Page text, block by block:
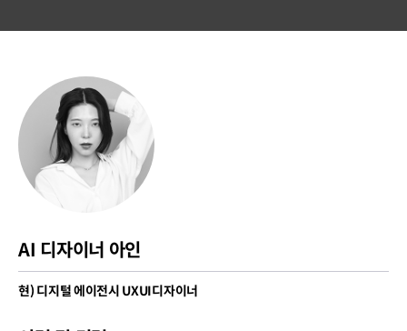
AI 디자이너 아인
현) 디지털 에이전시 UXUI디자이너